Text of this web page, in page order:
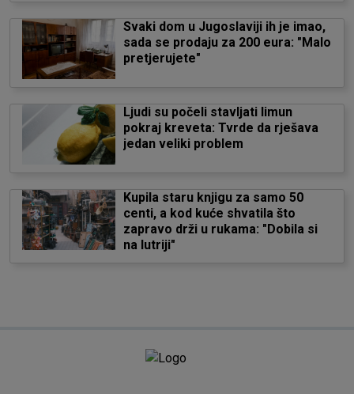
Svaki dom u Jugoslaviji ih je imao,
sada se prodaju za 200 eura: "Malo
pretjerujete"
Ljudi su počeli stavljati limun
pokraj kreveta: Tvrde da rješava
jedan veliki problem
Kupila staru knjigu za samo 50
centi, a kod kuće shvatila što
zapravo drži u rukama: "Dobila si
na lutriji"